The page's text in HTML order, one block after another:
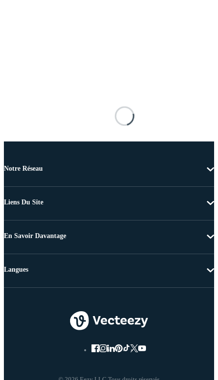
Notre Réseau
Liens Du Site
En Savoir Davantage
Langues